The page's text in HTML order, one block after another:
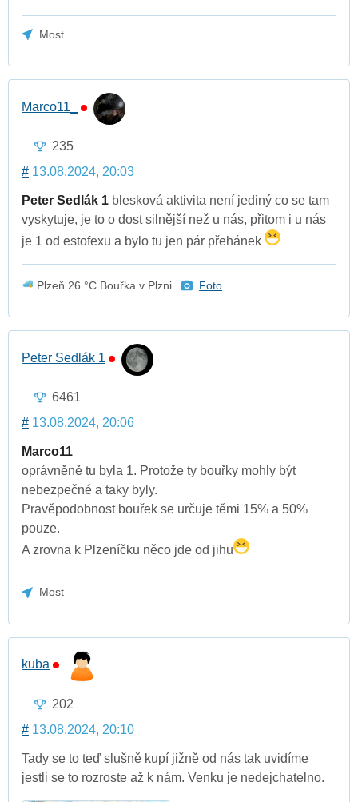
Most
Marco11_
235
# 13.08.2024, 20:03
Peter Sedlák 1 blesková aktivita není jediný co se tam
vyskytuje, je to o dost silnější než u nás, přitom i u nás
je 1 od estofexu a bylo tu jen pár přehánek
Plzeň 26 °C Bouřka v Plzni Foto
Peter Sedlák 1
6461
# 13.08.2024, 20:06
Marco11_
oprávněně tu byla 1. Protože ty bouřky mohly být
nebezpečné a taky byly.
Pravěpodobnost bouřek se určuje těmi 15% a 50%
pouze.
A zrovna k Plzeníčku něco jde od jihu
Most
kuba
202
# 13.08.2024, 20:10
Tady se to teď slušně kupí jižně od nás tak uvidíme
jestli se to rozroste až k nám. Venku je nedejchatelno.